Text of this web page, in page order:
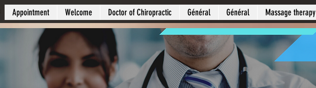
Appointment Welcome Doctor of Chiropractic Général Général Massage therapy